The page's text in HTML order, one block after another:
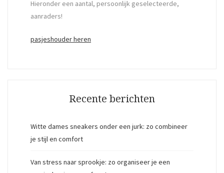
Hieronder een aantal, persoonlijk geselecteerde,
aanraders!
pasjeshouder heren
Recente berichten
Witte dames sneakers onder een jurk: zo combineer
je stijl en comfort
Van stress naar sprookje: zo organiseer je een